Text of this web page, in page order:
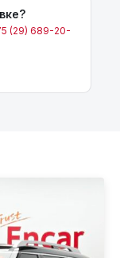
(29) 689-20-